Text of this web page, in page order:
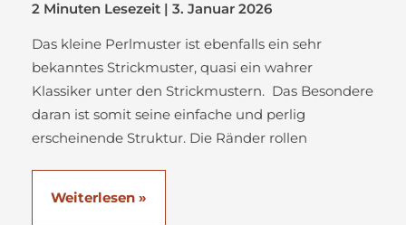
2 Minuten Lesezeit | 3. Januar 2026
Das kleine Perlmuster ist ebenfalls ein sehr
bekanntes Strickmuster, quasi ein wahrer
Klassiker unter den Strickmustern. Das Besondere
daran ist somit seine einfache und perlig
erscheinende Struktur. Die Ränder rollen
Strickmuster:
Weiterlesen »